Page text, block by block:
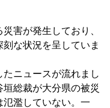
害が発生しており、
な状況を呈していま
ニュースが流れまし
総裁が大分県の被災
濫していない。一